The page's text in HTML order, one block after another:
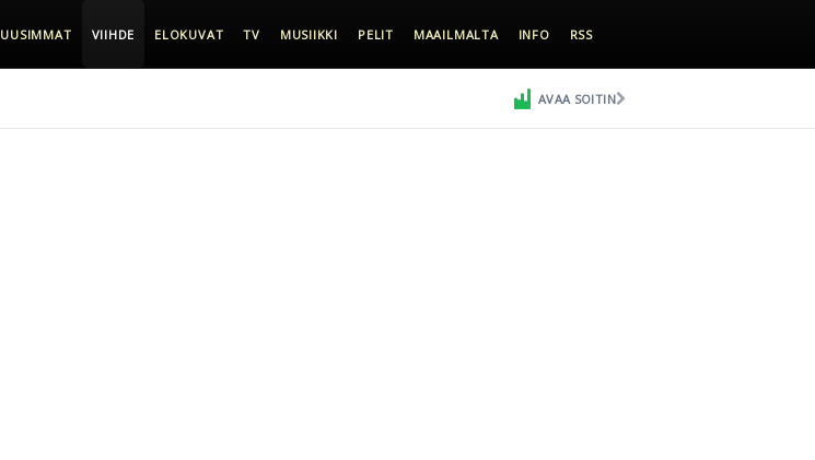
UUSIMMAT VIIHDE ELOKUVAT TV MUSIIKKI PELIT MAAILMALTA INFO RSS
AVAA SOITIN